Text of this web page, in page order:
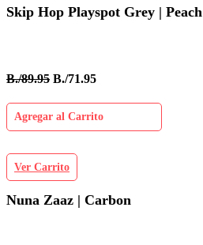
Skip Hop Playspot Grey | Peach
B./89.95 B./71.95
Agregar al Carrito
Ver Carrito
Nuna Zaaz | Carbon